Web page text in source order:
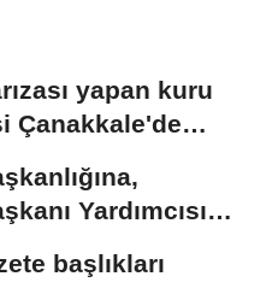
yapan kuru
Çanakkale'de
Yardımcısı
başlıkları